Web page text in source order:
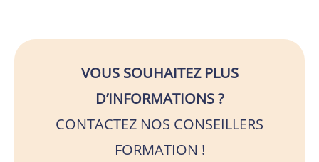
VOUS SOUHAITEZ PLUS
D’INFORMATIONS ?
CONTACTEZ NOS CONSEILLERS
FORMATION !